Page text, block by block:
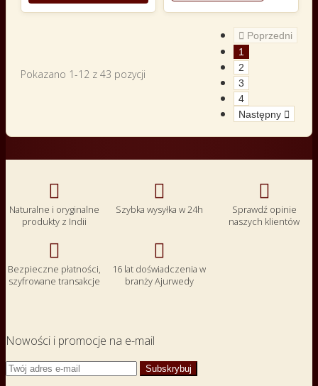
Pokazano 1-12 z 43 pozycji
 Poprzedni
1
2
3
4
Następny 

Naturalne i oryginalne
produkty z Indii

Szybka wysyłka w 24h

Sprawdź opinie
naszych klientów

Bezpieczne płatności,
szyfrowane transakcje

16 lat doświadczenia w
branży Ajurwedy
Nowości i promocje na e-mail